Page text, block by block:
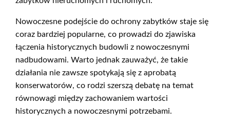
Nowoczesne podejście do ochrony zabytków staje się
coraz bardziej popularne, co prowadzi do zjawiska
łączenia historycznych budowli z nowoczesnymi
nadbudowami. Warto jednak zauważyć, że takie
działania nie zawsze spotykają się z aprobatą
konserwatorów, co rodzi szerszą debatę na temat
równowagi między zachowaniem wartości
historycznych a nowoczesnymi potrzebami.